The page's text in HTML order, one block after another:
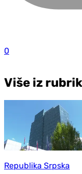
0
Više iz
Republika Srpska